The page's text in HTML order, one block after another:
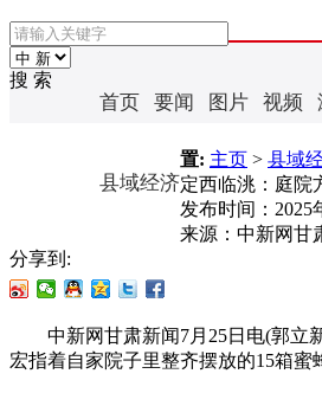
搜 索
首页 要闻 图片 视频
县域经济
置: 主页 > 县域
定西临洮：庭院
发布时间： 2025
来源： 中新网甘
分享到:
中新网甘肃新闻7月25日电(郭立新
宏指着自家院子里整齐摆放的15箱蜜